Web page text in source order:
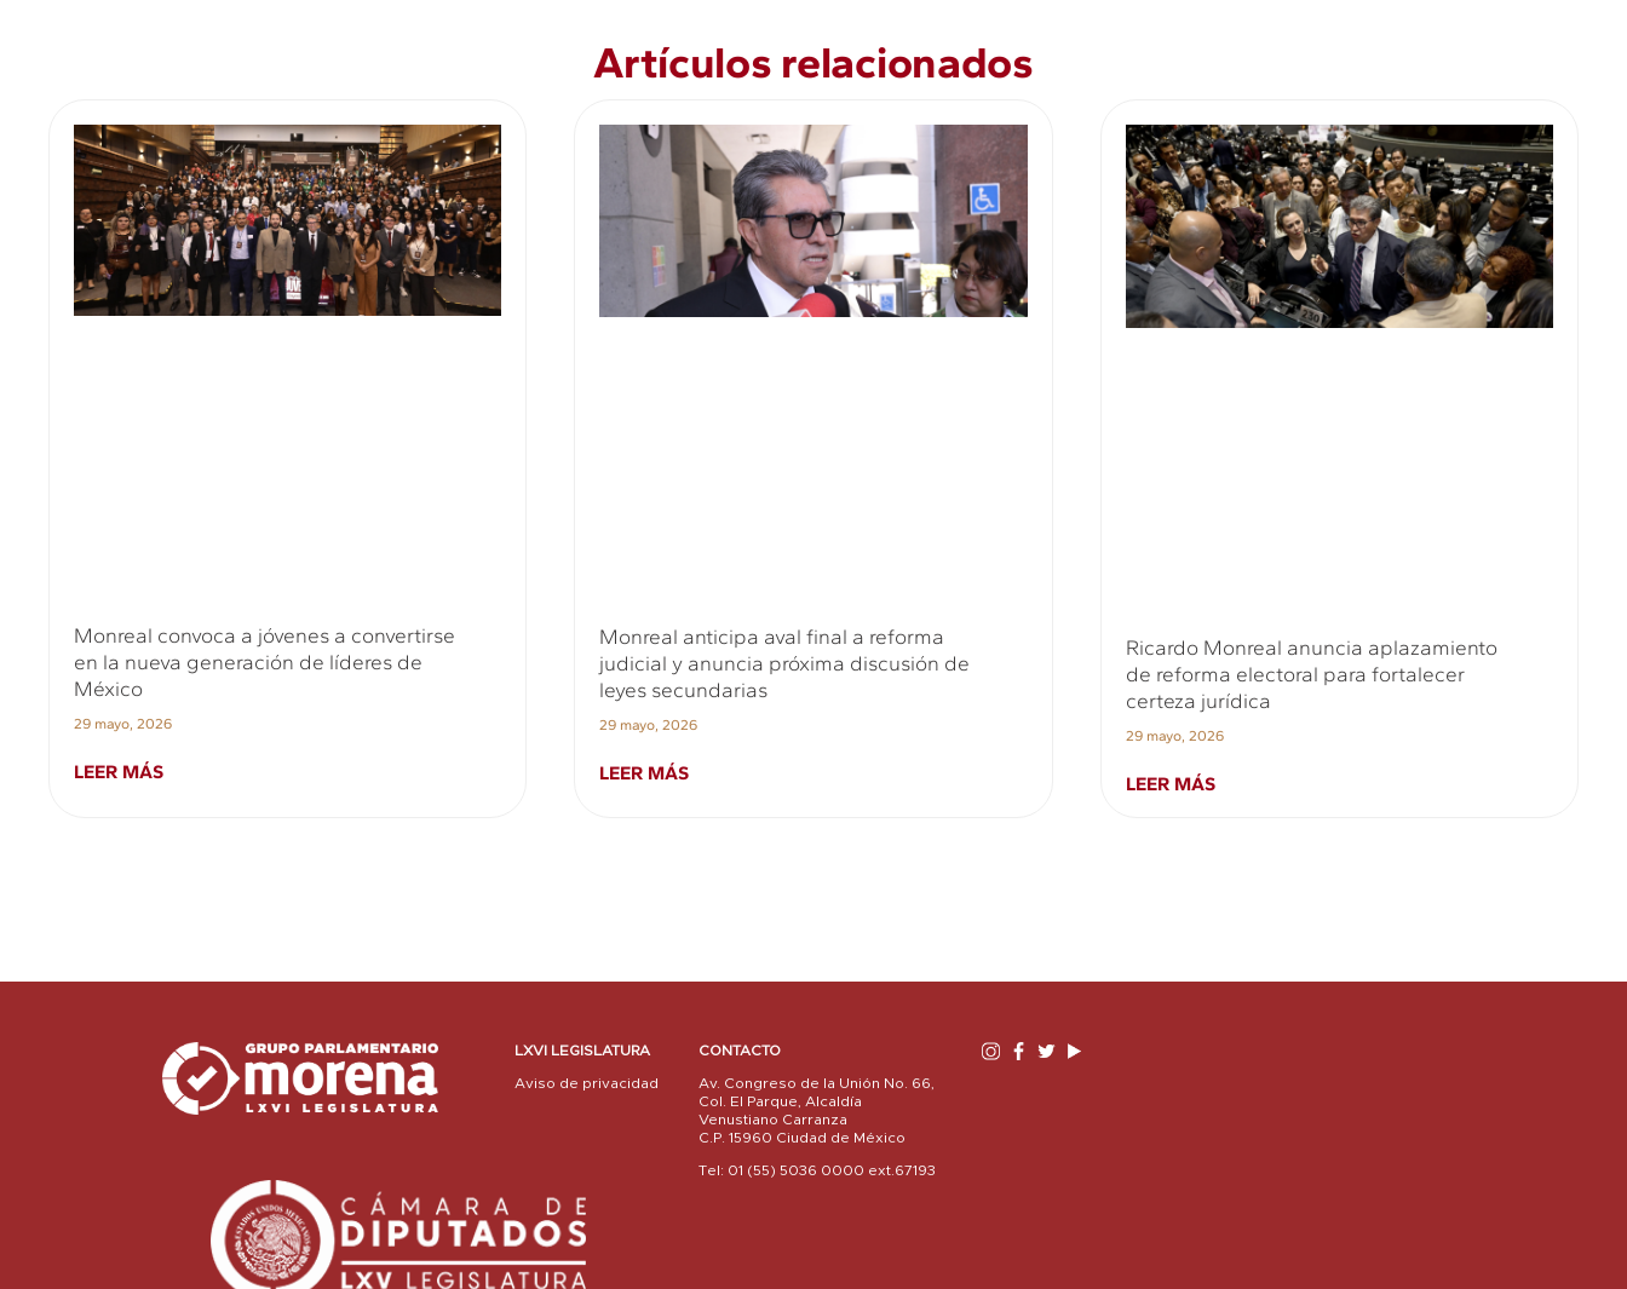
Artículos relacionados
Monreal convoca a jóvenes a convertirse
en la nueva generación de líderes de
México
29 mayo, 2026
LEER MÁS
Monreal anticipa aval final a reforma
judicial y anuncia próxima discusión de
leyes secundarias
29 mayo, 2026
LEER MÁS
Ricardo Monreal anuncia aplazamiento
de reforma electoral para fortalecer
certeza jurídica
29 mayo, 2026
LEER MÁS
LXVI LEGISLATURA
Aviso de privacidad
CONTACTO
Av. Congreso de la Unión No. 66,
Col. El Parque, Alcaldía
Venustiano Carranza
C.P. 15960 Ciudad de México
Tel: 01 (55) 5036 0000 ext.67193